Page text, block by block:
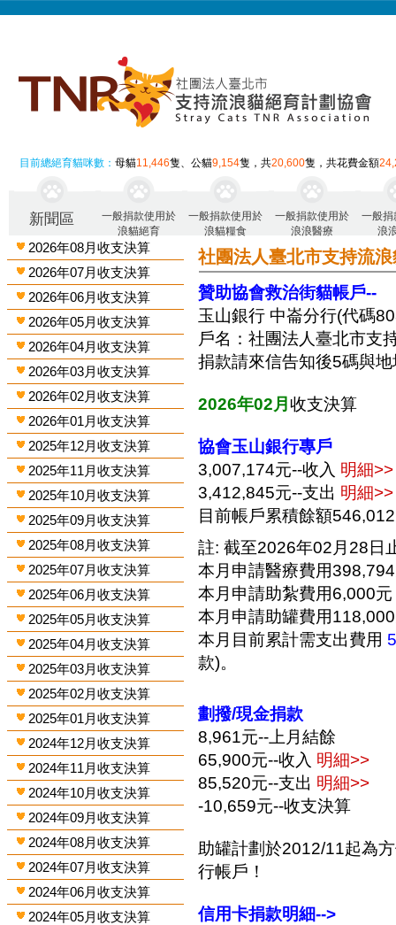
目前總絕育貓咪數：母貓11,446隻、公貓9,154隻，共20,600隻，共花費金額
新聞區
一般捐款使用於
浪貓絕育
一般捐款使用於
浪貓糧食
一般捐款使用於
浪浪醫療
一般捐
浪
2026年08月收支決算
2026年07月收支決算
2026年06月收支決算
2026年05月收支決算
2026年04月收支決算
2026年03月收支決算
2026年02月收支決算
2026年01月收支決算
2025年12月收支決算
2025年11月收支決算
2025年10月收支決算
2025年09月收支決算
2025年08月收支決算
2025年07月收支決算
2025年06月收支決算
2025年05月收支決算
2025年04月收支決算
2025年03月收支決算
2025年02月收支決算
2025年01月收支決算
2024年12月收支決算
2024年11月收支決算
2024年10月收支決算
2024年09月收支決算
2024年08月收支決算
2024年07月收支決算
2024年06月收支決算
2024年05月收支決算
社團法人臺北市支持流
贊助協會救治街貓帳戶--
玉山銀行 中崙分行(代碼
戶名：社團法人臺北市支
捐款請來信告知後5碼與
2026年02月收支決算
協會玉山銀行專戶
3,007,174元--收入 明細>>
3,412,845元--支出 明細>>
目前帳戶累積餘額
註: 截至2026年02月28日
本月申請醫療費用
本月申請助紮費用6,000元
本月申請助罐費用
本月目前累計需支出費用
款)。
劃撥/現金捐款
8,961元--上月結餘
65,900元--收入 明細>>
85,520元--支出 明細>>
-10,659元--收支決算
助罐計劃於2012/11起為
行帳戶！
信用卡捐款明細-->